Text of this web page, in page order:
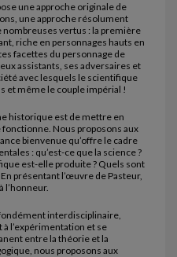
une approche originale de
une approche résolument
nombreuses vertus : la première
riche en personnages hauts en
facettes du personnage de
assistants, ses adversaires et
avec lesquels le scientifique
et même le couple impérial !
historique est de mettre en
Nous proposons aux
bienvenue qu’offre le cadre
: qu’est-ce que la science ?
est-elle produite ? Quels sont
présentant l’œuvre de Pasteur,
l’honneur.
interdisciplinaire,
à l’expérimentation et se
entre la théorie et la
nous proposons aux